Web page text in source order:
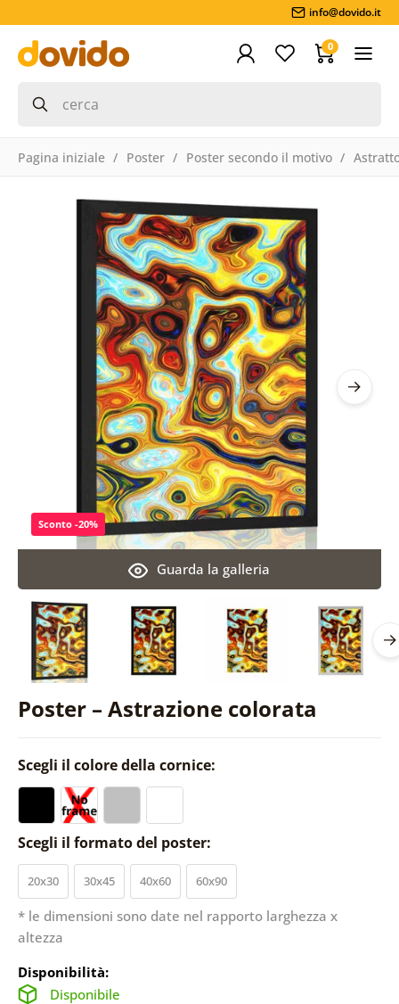
info@dovido.it
0
Pagina iniziale Poster Poster secondo il motivo
Poster – Astrazione colorata
Guarda la galleria
Sconto -20%
Scegli il colore della cornice:
Scegli il formato del poster:
20x30 30x45 40x60 60x90
* le dimensioni sono date nel rapporto larghezza x
altezza
Disponibilità:
Disponibile